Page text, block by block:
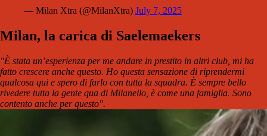
— Milan Xtra (@MilanXtra) July 7, 2025
Milan, la carica di Saelemaekers
"È stata un’esperienza per me andare in prestito in altri club, mi ha
fatto crescere anche questo. Ho questa sensazione di riprendermi
qualcosa qui e spero di farlo con tutta la squadra. È sempre bello
rivedere tutta la gente qua di Milanello, è come una famiglia. Sono
contento anche per questo".